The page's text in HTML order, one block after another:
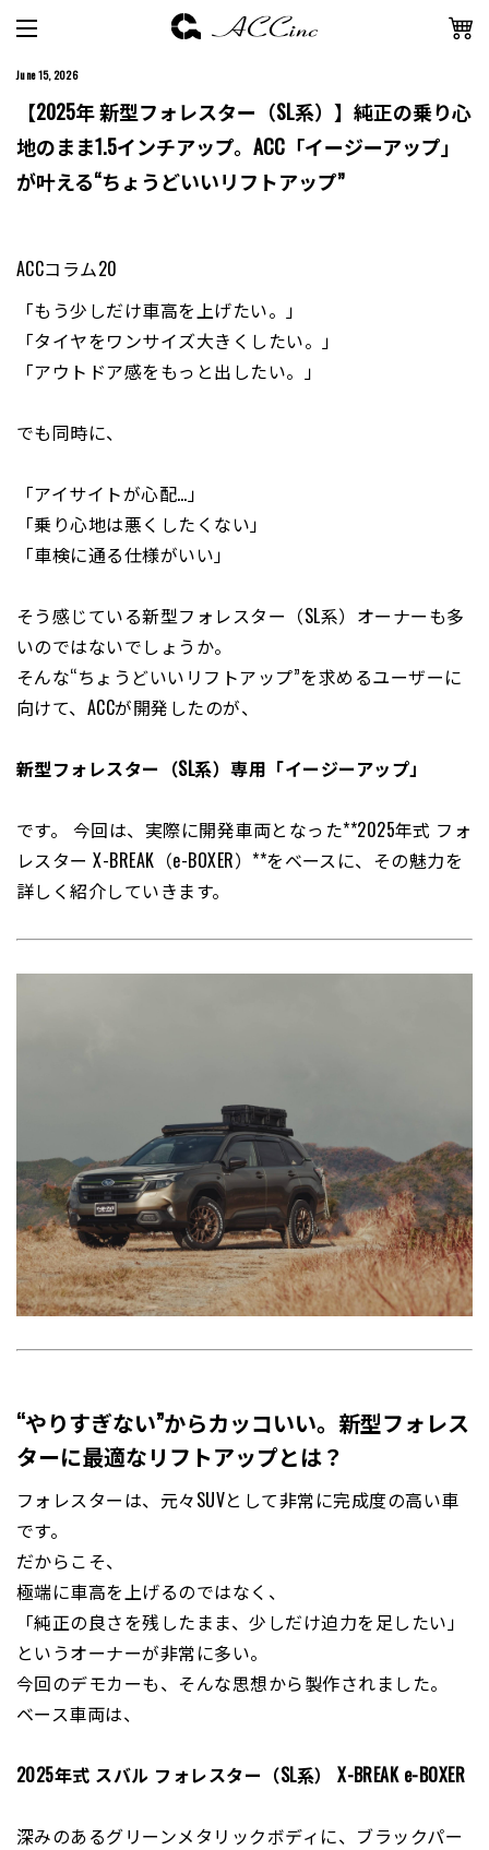
June 15, 2026
【2025年 新型フォレスター（SL系）】純正の乗り心
地のまま1.5インチアップ。ACC「イージーアップ」
が叶える“ちょうどいいリフトアップ”
ACCコラム20
「もう少しだけ車高を上げたい。」
「タイヤをワンサイズ大きくしたい。」
「アウトドア感をもっと出したい。」
でも同時に、
「アイサイトが心配…」
「乗り心地は悪くしたくない」
「車検に通る仕様がいい」
そう感じている新型フォレスター（SL系）オーナーも多
いのではないでしょうか。
そんな“ちょうどいいリフトアップ”を求めるユーザーに
向けて、ACCが開発したのが、
新型フォレスター（SL系）専用「イージーアップ」
です。 今回は、実際に開発車両となった**2025年式 フォ
レスター X-BREAK（e-BOXER）**をベースに、その魅力を
詳しく紹介していきます。
“やりすぎない”からカッコいい。新型フォレス
ターに最適なリフトアップとは？
フォレスターは、元々SUVとして非常に完成度の高い車
です。
だからこそ、
極端に車高を上げるのではなく、
「純正の良さを残したまま、少しだけ迫力を足したい」
というオーナーが非常に多い。
今回のデモカーも、そんな思想から製作されました。
ベース車両は、
2025年式 スバル フォレスター（SL系） X-BREAK e-BOXER
深みのあるグリーンメタリックボディに、ブラックパー